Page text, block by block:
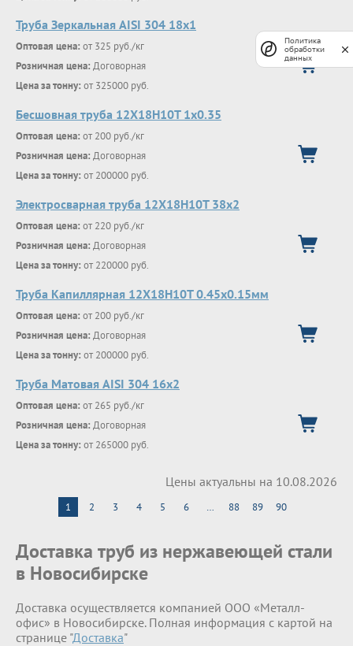
Труба Зеркальная AISI 304 18х1
Оптовая цена: от 325 руб./кг
Розничная цена: Договорная
Цена за тонну: от 325000 руб.
Бесшовная труба 12Х18Н10Т 1х0.35
Оптовая цена: от 200 руб./кг
Розничная цена: Договорная
Цена за тонну: от 200000 руб.
Электросварная труба 12Х18Н10Т 38х2
Оптовая цена: от 220 руб./кг
Розничная цена: Договорная
Цена за тонну: от 220000 руб.
Труба Капиллярная 12Х18Н10Т 0.45х0.15мм
Оптовая цена: от 200 руб./кг
Розничная цена: Договорная
Цена за тонну: от 200000 руб.
Труба Матовая AISI 304 16х2
Оптовая цена: от 265 руб./кг
Розничная цена: Договорная
Цена за тонну: от 265000 руб.
Цены актуальны на 10.08.2026
1 2 3 4 5 6 … 88 89 90
Доставка труб из нержавеющей стали
в Новосибирске
Доставка осуществляется компанией ООО «Металл-
офис» в Новосибирске. Полная информация с картой на
странице "Доставка"
Политика
обработки
данных